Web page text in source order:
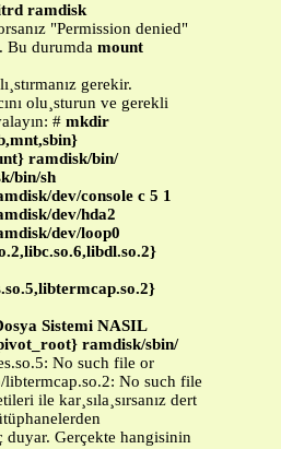
ramdisk
"Permission denied"
Bu durumda mount
gerekir.
olu¸sturun ve gerekli
# mkdir
ramdisk/bin/
bin/sh
dev/console c 5 1
dev/hda2
dev/loop0
Sistemi NASIL
ramdisk/sbin/
No such file or
No such file
ile kar¸sıla¸sırsanız dert
duyar. Gerçekte hangisinin